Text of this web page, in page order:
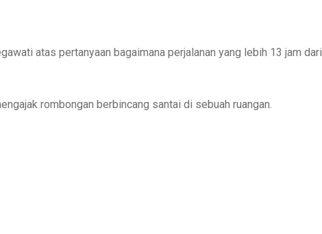
atas pertanyaan bagaimana perjalanan yang lebih 13 jam dari
rombongan berbincang santai di sebuah ruangan.